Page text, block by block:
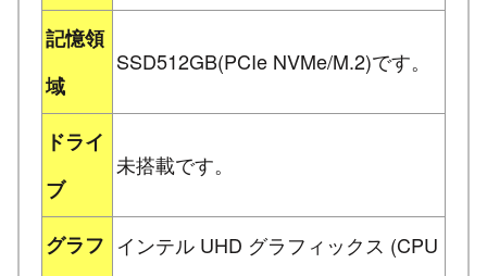
記憶領
域
SSD512GB(PCIe NVMe/M.2)です。
ドライ
ブ
未搭載です。
グラフ インテル UHD グラフィックス (CPU